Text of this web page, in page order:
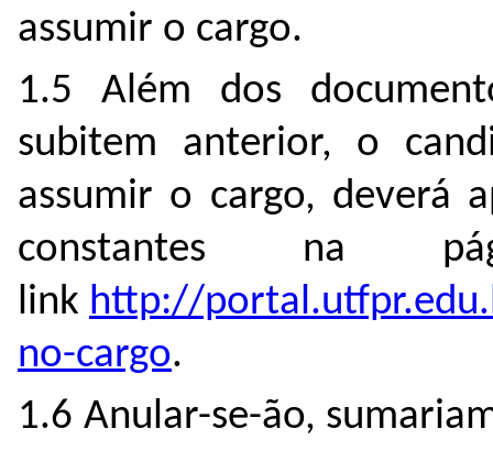
assumir o cargo.
1.5 Além dos
subitem anterior, o
assumir o cargo, deverá
constantes na
link http://
no-cargo.
1.6 Anular-se-ão,